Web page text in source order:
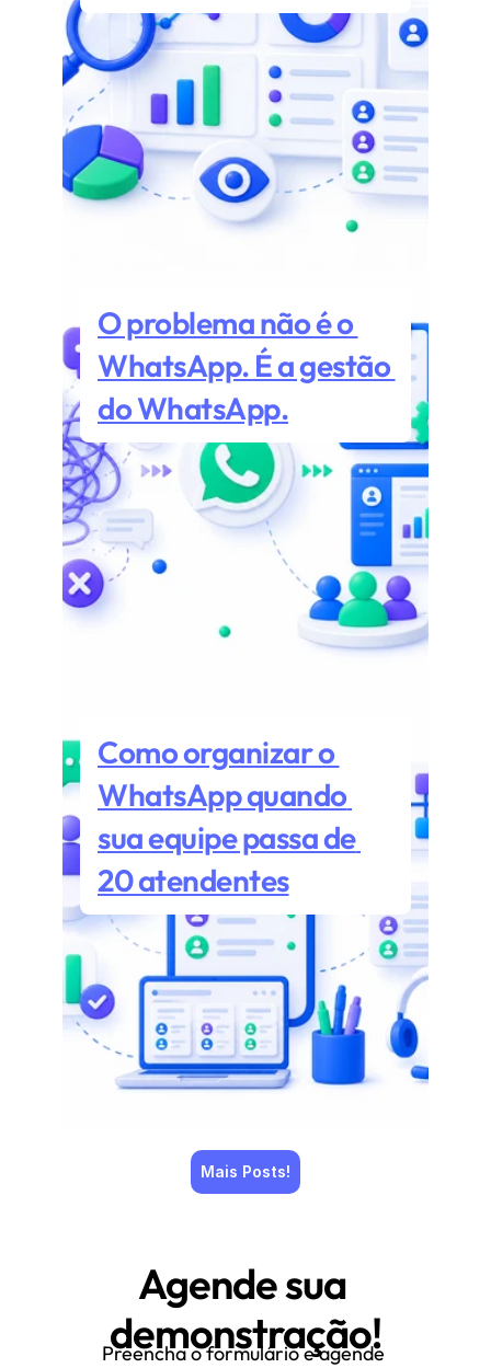
Agende sua
demonstração!
Preencha o formulário e agende
O problema não é o
WhatsApp. É a gestão
do WhatsApp.
Como organizar o
WhatsApp quando
sua equipe passa de
20 atendentes
Mais Posts!